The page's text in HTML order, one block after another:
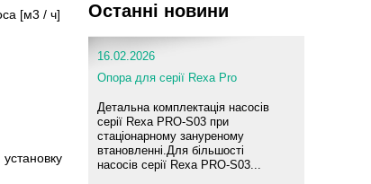
[м3 / ч] Останні новини
16.02.2026
Опора для серії Rexa Pro
Детальна комплектація насосів
серії Rexa PRO-S03 при
стаціонарному зануреному
втановленні.Для більшості
насосів серії Rexa PRO-S03...